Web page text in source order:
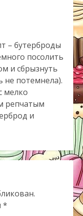
– бутерброды
посолить
и сбрызнуть
не потемнела).
мелко
репчатым
и
*